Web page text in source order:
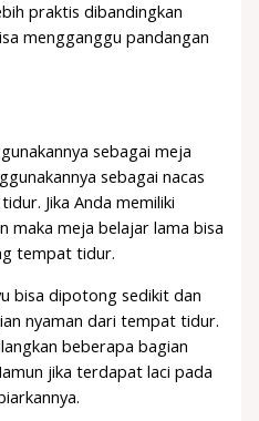
praktis dibandingkan
mengganggu pandangan
sebagai meja
sebagai nacas
Jika Anda memiliki
maka meja belajar lama bisa
tempat tidur.
bisa dipotong sedikit dan
nyaman dari tempat tidur.
beberapa bagian
jika terdapat laci pada